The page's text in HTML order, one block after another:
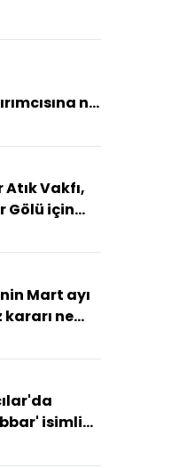
ne
Atık Vakfı,
Gölü için
planına
Mart ayı
kararı ne
Savaşı
nasıl
isimli